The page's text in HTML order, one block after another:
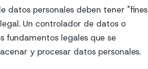
datos personales deben tener "fines
Un controlador de datos o
fundamentos legales que se
y procesar datos personales.